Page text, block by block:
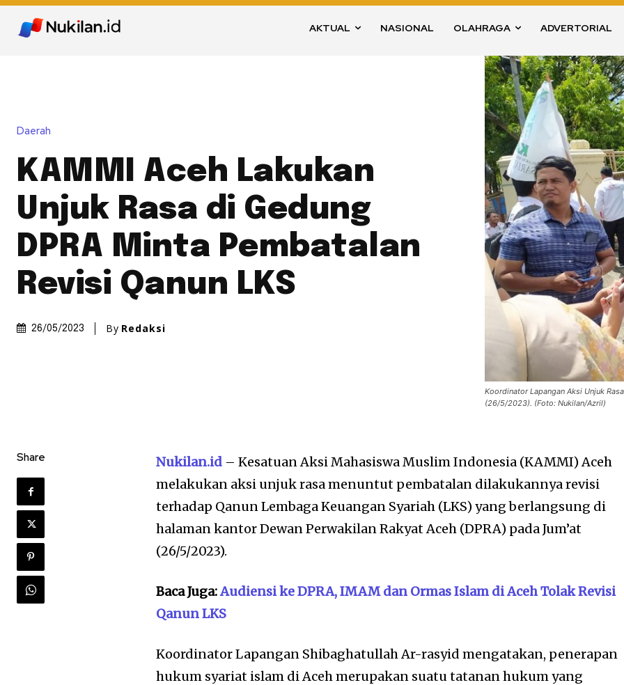
AKTUAL NASIONAL OLAHRAGA ADVERTORIAL
Daerah
KAMMI Aceh Lakukan
Unjuk Rasa di Gedung
DPRA Minta Pembatalan
Revisi Qanun LKS
26/05/2023 By Redaksi
Koordinator Lapangan Aksi Unjuk
(26/5/2023). (Foto: Nukilan/Azril)
Share Nukilan.id – Kesatuan Aksi Mahasiswa Muslim Indonesia (KAMMI) Aceh
melakukan aksi unjuk rasa menuntut pembatalan dilakukannya revisi
terhadap Qanun Lembaga Keuangan Syariah (LKS) yang berlangsung di
halaman kantor Dewan Perwakilan Rakyat Aceh (DPRA) pada Jum’at
(26/5/2023).
Baca Juga:Audiensi ke DPRA, IMAM dan Ormas Islam di Aceh Tolak Revisi
Qanun LKS
Koordinator Lapangan Shibaghatullah Ar-rasyid mengatakan, penerapan
hukum syariat islam di Aceh merupakan suatu tatanan hukum yang